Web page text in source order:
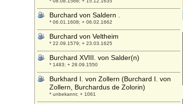
Burchard von Saldern .
* 06.01.1608; + 06.02.1662
Burchard von Veltheim
* 22.09.1579; + 23.03.1625
Burchard XVIII. von Salder(n)
* 1483; + 28.09.1550
Burkhard I. von Zollern (Burchard I. von
Zollern, Burchardus de Zolorin)
* unbekannt; + 1061